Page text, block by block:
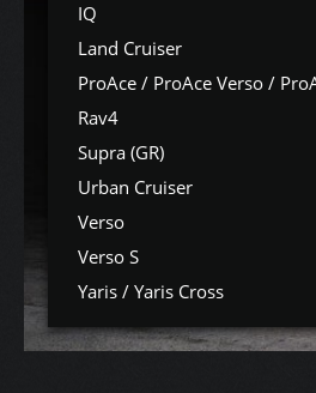
IQ
Land Cruiser
ProAce / ProAce Verso /
Rav4
Supra (GR)
Urban Cruiser
Verso
Verso S
Yaris / Yaris Cross